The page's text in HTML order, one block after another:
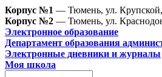
Корпус №1 — Тюмень, ул. Крупской,
Корпус №2 — Тюмень, ул.
Электронное образование
Департамент образования
Электронные дневники и журналы
Моя школа